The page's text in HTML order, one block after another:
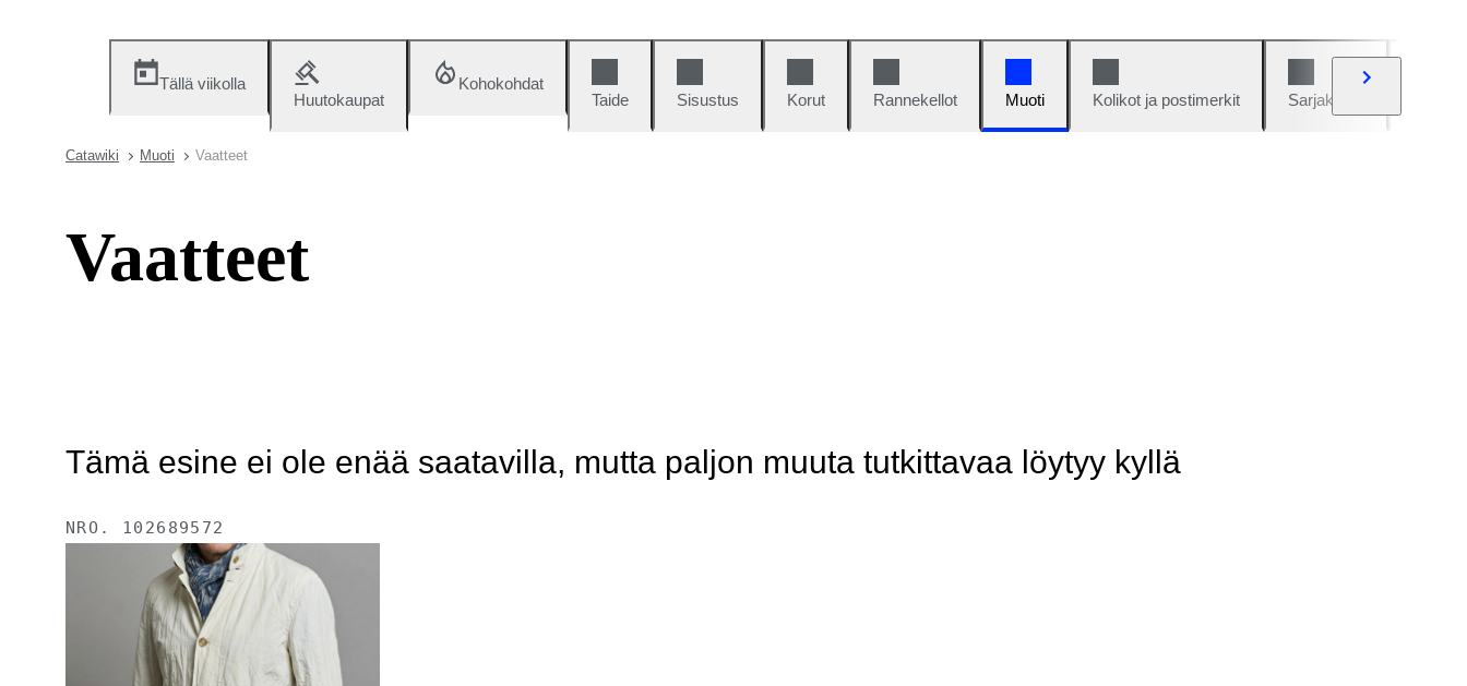
Tällä viikolla
Huutokaupat
Kohokohdat
Taide
Sisustus Korut Rannekellot Muoti Kolikot ja postimerkit Sarjakuvat
Catawiki Muoti Vaatteet
Vaatteet
Tämä esine ei ole enää saatavilla, mutta paljon muuta tutkittavaa löytyy kyllä
NRO. 102689572